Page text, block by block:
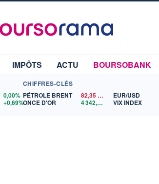
IMPÔTS ACTU
BOURSOBANK
0,00%
+0,69%
CHIFFRES-CLÉS
PÉTROLE BRENT
82,35$US
ONCE D'OR
4 342,26 $US
EUR/USD
VIX INDEX